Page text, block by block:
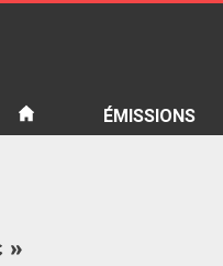
ÉMISSIONS
»